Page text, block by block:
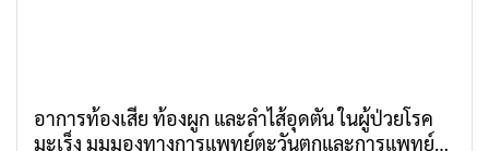
อาการท้องเสีย ท้องผูก และลำไส้อุดตัน ในผู้ป่วยโรค
มะเร็ง มุมมองทางการแพทย์ตะวันตกและการแพทย์